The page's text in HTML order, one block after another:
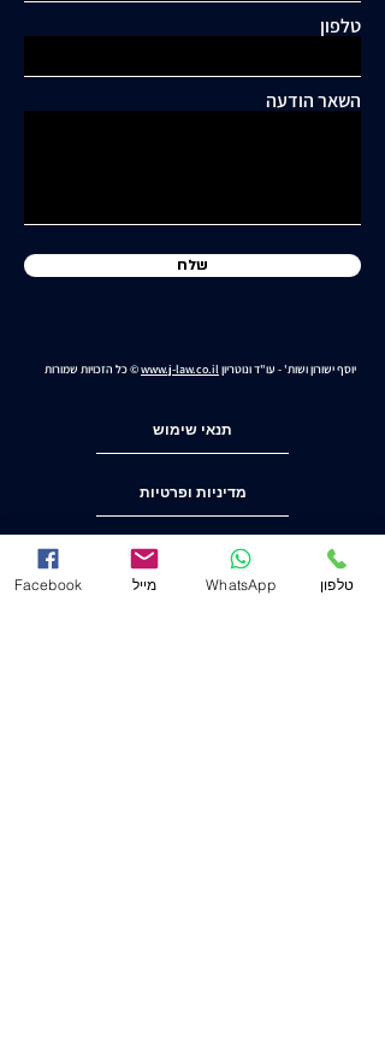
כלואה ובסיכון תחבורתי
טלפון
השאר הודעה
שלח
יוסף ישורון ושות' - עו"ד ונוטריוןwww.j-law.co.il© כל הזכויות שמורות
תנאי שימוש
מדיניות ופרטיות
הצהרת נגישות
Facebook מייל WhatsApp טלפון